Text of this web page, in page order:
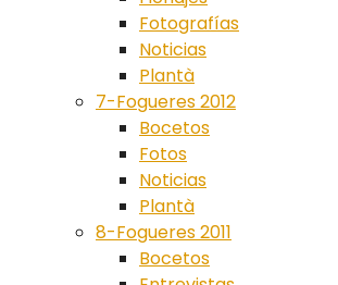
Fotografías
Noticias
Plantà
7-Fogueres 2012
Bocetos
Fotos
Noticias
Plantà
8-Fogueres 2011
Bocetos